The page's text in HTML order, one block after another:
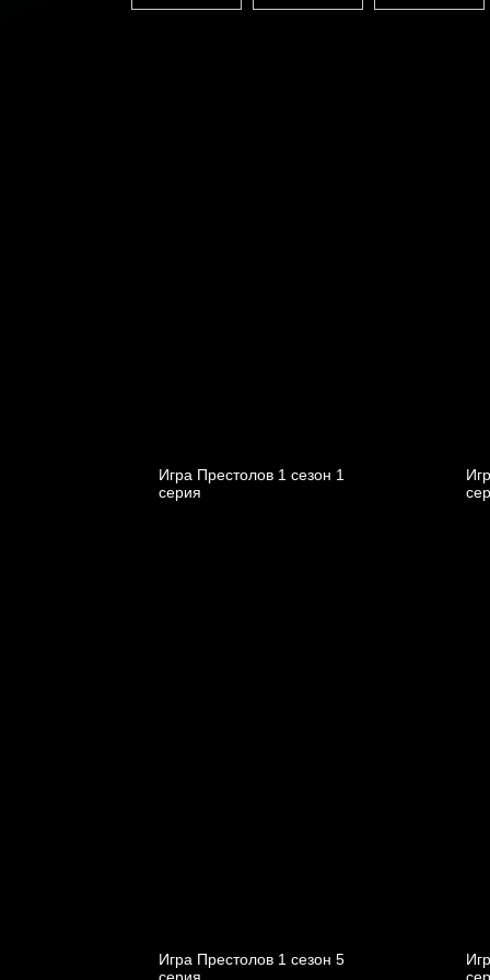
Игра Престолов 1 cезон 1
cерия
Игра Престолов 1 cезон 5